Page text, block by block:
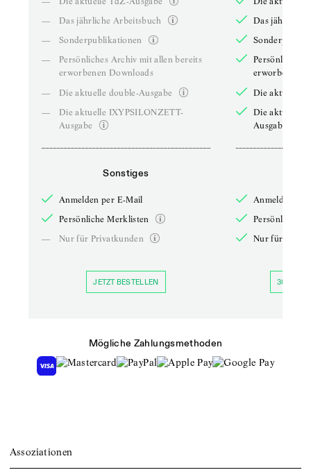
—
Das jährliche Arbeitsbuch
—
Sonderpublikationen
—
Persönliches Archiv mit allen bereits
erworbenen Downloads
—
Die aktuelle double-Ausgabe
—
Die aktuelle IXYPSILONZETT-
Ausgabe
Sonstiges
Anmelden per E-Mail
Persönliche Merklisten
—
Nur für Privatkunden
JETZT BESTELLEN
Das jährliche
Persönliches
erworbenen
Die aktuelle
Die aktuelle
Ausgabe
Anmelden
Persönliche
Nur für
30 TAGE
Mögliche Zahlungsmethoden
Assoziationen